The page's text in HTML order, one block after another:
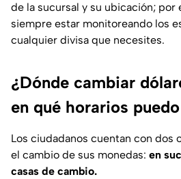
de la sucursal y su ubicación; por
siempre estar monitoreando los
cualquier divisa que necesites.
¿Dónde cambiar
en qué horarios
Los ciudadanos cuentan con dos
el cambio de sus monedas: en
casas de cambio.